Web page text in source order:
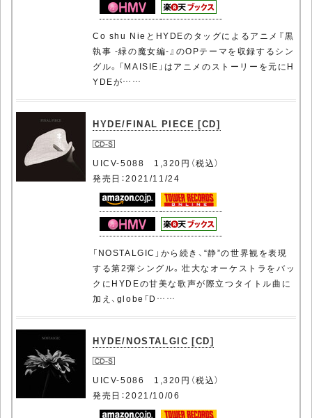
Co shu NieとHYDEのタッグによるアニメ『黒
執事 -緑の魔女編-』のOPテーマを収録するシン
グル。「MAISIE」はアニメのストーリーを元にH
YDEが……
HYDE/FINAL PIECE [CD]
UICV-5088 1,320円（税込）
発売日：2021/11/24
「NOSTALGIC」から続き、“静”の世界観を表現
する第2弾シングル。壮大なオーケストラをバッ
クにHYDEの甘美な歌声が際立つタイトル曲に
加え、globe「D……
HYDE/NOSTALGIC [CD]
UICV-5086 1,320円（税込）
発売日：2021/10/06